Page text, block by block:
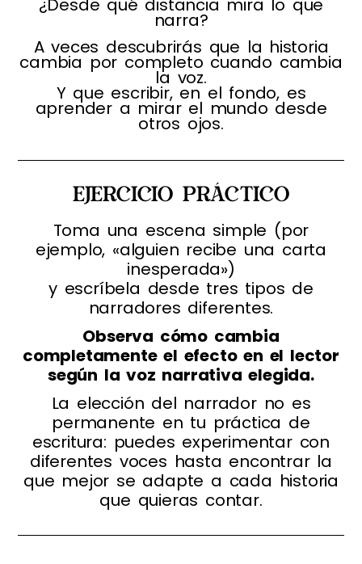
¿Desde qué distancia mira lo que
narra?
A veces descubrirás que la historia
cambia por completo cuando cambia
la voz.
Y que escribir, en el fondo, es
aprender a mirar el mundo desde
otros ojos.
Ejercicio Práctico
Toma una escena simple (por
ejemplo, «alguien recibe una carta
inesperada»)
y escríbela desde tres tipos de
narradores diferentes.
Observa cómo cambia
completamente el efecto en el lector
según la voz narrativa elegida.
La elección del narrador no es
permanente en tu práctica de
escritura: puedes experimentar con
diferentes voces hasta encontrar la
que mejor se adapte a cada historia
que quieras contar.